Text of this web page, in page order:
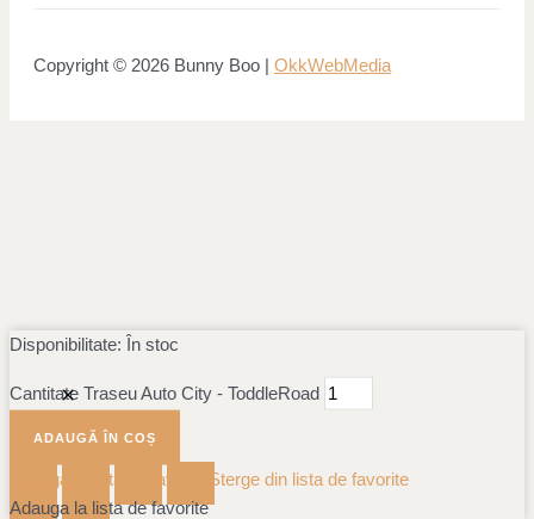
Copyright © 2026 Bunny Boo | OkkWebMedia
Disponibilitate: În stoc
Cantitate Traseu Auto City - ToddleRoad
ADAUGĂ ÎN COȘ
Adauga la lista de favorite
Sterge din lista de favorite
Adauga la lista de favorite